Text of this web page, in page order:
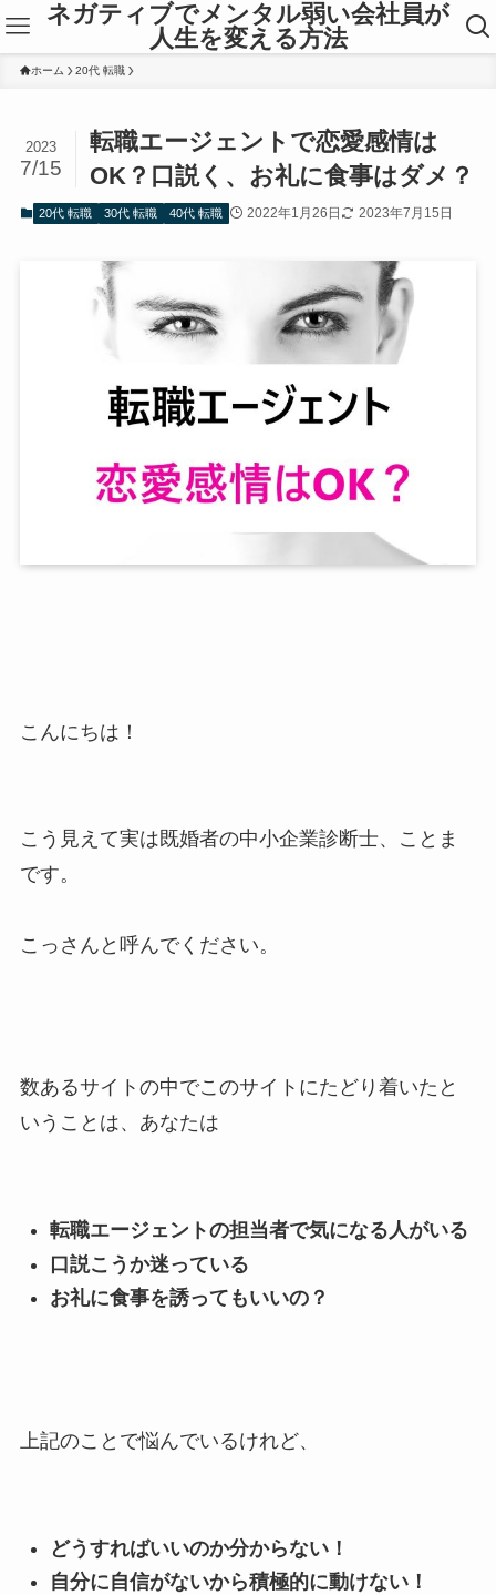
ネガティブでメンタル弱い会社員が
人生を変える方法
ホーム 20代 転職
転職エージェントで恋愛感情は
OK？口説く、お礼に食事はダメ？
2023
7/15
20代 転職 30代 転職 40代 転職 2022年1月26日 2023年7月15日
こんにちは！
こう見えて実は既婚者の中小企業診断士、ことま
です。
こっさんと呼んでください。
数あるサイトの中でこのサイトにたどり着いたと
いうことは、あなたは
転職エージェントの担当者で気になる人がいる
口説こうか迷っている
お礼に食事を誘ってもいいの？
上記のことで悩んでいるけれど、
どうすればいいのか分からない！
自分に自信がないから積極的に動けない！